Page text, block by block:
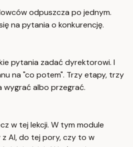
odpuszcza po jednym.
na pytania o konkurencję.
pytania zadać dyrektorowi. I
na "co potem". Trzy etapy, trzy
wygrać albo przegrać.
w tej lekcji. W tym module
AI, do tej pory, czy to w